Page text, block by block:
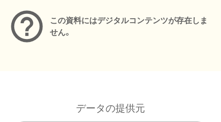
この資料にはデジタルコンテンツが存在しま
せん。
データの提供元